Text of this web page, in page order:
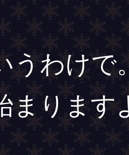
わけで
まりま